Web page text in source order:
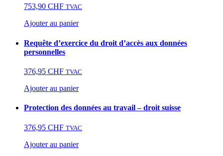
753,90 CHF TVAC
Ajouter au panier
Requête d’exercice du droit d’accès aux données
personnelles
376,95 CHF TVAC
Ajouter au panier
Protection des données au travail – droit suisse
376,95 CHF TVAC
Ajouter au panier